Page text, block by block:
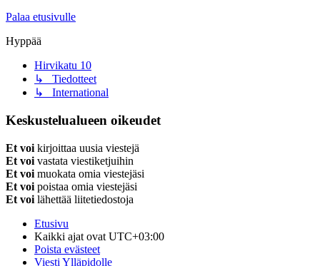
Palaa etusivulle
Hyppää
Hirvikatu 10
↳ Tiedotteet
↳ International
Keskustelualueen oikeudet
Et voi kirjoittaa uusia viestejä
Et voi vastata viestiketjuihin
Et voi muokata omia viestejäsi
Et voi poistaa omia viestejäsi
Et voi lähettää liitetiedostoja
Etusivu
Kaikki ajat ovat UTC+03:00
Poista evästeet
Viesti Ylläpidolle